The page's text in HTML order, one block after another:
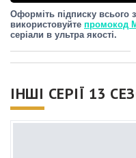
Оформіть підписку всього
використовуйте промокод
серіали в ультра якості.
ІНШІ СЕРІЇ 13